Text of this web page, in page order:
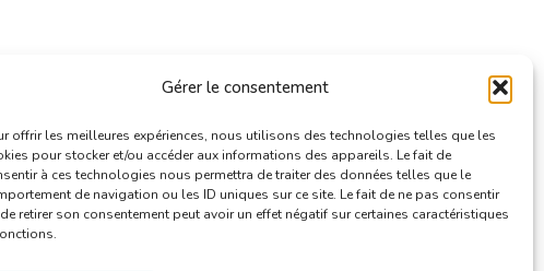
Gérer le consentement
offrir les meilleures expériences, nous utilisons des technologies telles que les
pour stocker et/ou accéder aux informations des appareils. Le fait de
à ces technologies nous permettra de traiter des données telles que le
de navigation ou les ID uniques sur ce site. Le fait de ne pas consentir
retirer son consentement peut avoir un effet négatif sur certaines caractéristiques